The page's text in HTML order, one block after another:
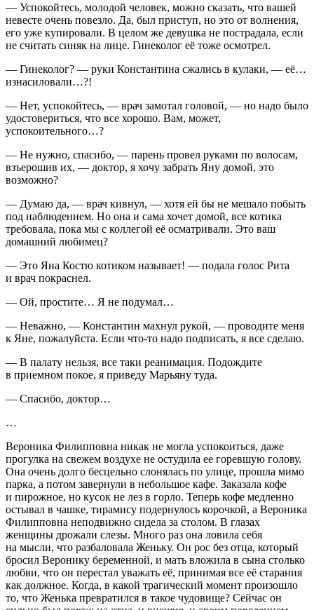
— Успокойтесь, молодой человек, можно сказать, что вашей
невесте очень повезло. Да, был приступ, но это от волнения,
его уже купировали. В целом же девушка не пострадала, если
не считать синяк на лице. Гинеколог её тоже осмотрел.
— Гинеколог? — руки Константина сжались в кулаки, — её…
изнасиловали…?!
— Нет, успокойтесь, — врач замотал головой, — но надо было
удостовериться, что все хорошо. Вам, может,
успокоительного…?
— Не нужно, спасибо, — парень провел руками по волосам,
взъерошив их, — доктор, я хочу забрать Яну домой, это
возможно?
— Думаю да, — врач кивнул, — хотя ей бы не мешало побыть
под наблюдением. Но она и сама хочет домой, все котика
требовала, пока мы с коллегой её осматривали. Это ваш
домашний любимец?
— Это Яна Костю котиком называет! — подала голос Рита
и врач покраснел.
— Ой, простите… Я не подумал…
— Неважно, — Константин махнул рукой, — проводите меня
к Яне, пожалуйста. Если что-то надо подписать, я все сделаю.
— В палату нельзя, все таки реанимация. Подождите
в приемном покое, я приведу Марьяну туда.
— Спасибо, доктор…
…
Вероника Филипповна никак не могла успокоиться, даже
прогулка на свежем воздухе не остудила ее горевшую голову.
Она очень долго бесцельно слонялась по улице, прошла мимо
парка, а потом завернули в небольшое кафе. Заказала кофе
и пирожное, но кусок не лез в горло. Теперь кофе медленно
остывал в чашке, тирамису подернулось корочкой, а Вероника
Филипповна неподвижно сидела за столом. В глазах
женщины дрожали слезы. Много раз она ловила себя
на мысли, что разбаловала Женьку. Он рос без отца, который
бросил Веронику беременной, и мать вложила в сына столько
любви, что он перестал уважать её, принимая все её старания
как должное. Когда, в какой трагический момент произошло
то, что Женька превратился в такое чудовище? Сейчас он